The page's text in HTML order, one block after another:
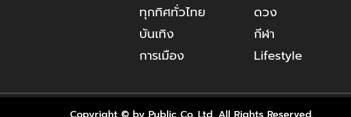
ทุกทิศทั่วไทย
บันเทิง
การเมือง
ดวง
กีฬา
Lifestyle